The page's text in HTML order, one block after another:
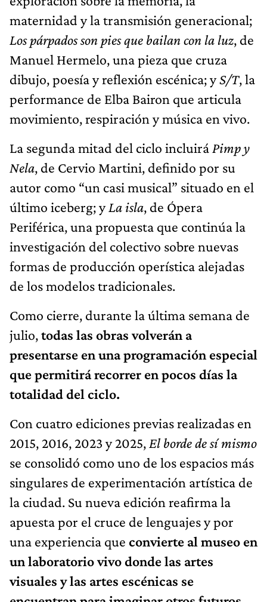
maternidad y la transmisión generacional;
Los párpados son pies que bailan con la luz, de
Manuel Hermelo, una pieza que cruza
dibujo, poesía y reflexión escénica; yS/T, la
performance de Elba Bairon que articula
movimiento, respiración y música en vivo.
La segunda mitad del ciclo incluirá Pimp y
Nela, de Cervio Martini, definido por su
autor como “un casi musical” situado en el
último iceberg; yLa isla, de Ópera
Periférica, una propuesta que continúa la
investigación del colectivo sobre nuevas
formas de producción operística alejadas
de los modelos tradicionales.
Como cierre, durante la última semana de
julio,todas las obras volverán a
presentarse en una programación especial
que permitirá recorrer en pocos días la
totalidad del ciclo.
Con cuatro ediciones previas realizadas en
2015, 2016, 2023 y 2025, El borde de sí mismo
se consolidó como uno de los espacios más
singulares de experimentación artística de
la ciudad. Su nueva edición reafirma la
apuesta por el cruce de lenguajes y por
una experiencia que convierte al museo en
un laboratorio vivo donde las artes
visuales y las artes escénicas se